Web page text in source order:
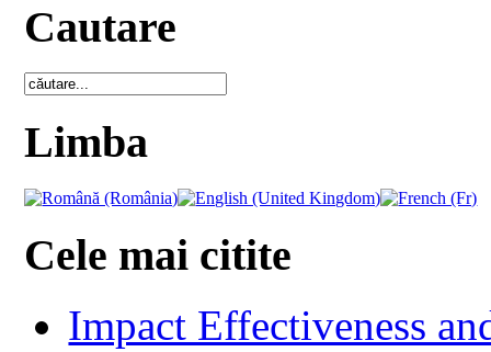
Cautare
Limba
Cele mai citite
Impact Effectiveness